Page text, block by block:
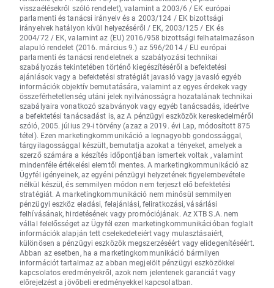
visszaélésekről szóló rendelet), valamint a 2003/6 / EK európai
parlamenti és tanácsi irányelv és a 2003/124 / EK bizottsági
irányelvek hatályon kívül helyezéséről / EK, 2003/125 / EK és
2004/72 / EK, valamint az (EU) 2016/958 bizottsági felhatalmazáson
alapuló rendelet (2016. március 9.) az 596/2014 / EU európai
parlamenti és tanácsi rendeletnek a szabályozási technikai
szabályozás tekintetében történő kiegészítéséről a befektetési
ajánlások vagy a befektetési stratégiát javasló vagy javasló egyéb
információk objektív bemutatására, valamint az egyes érdekek vagy
összeférhetetlenség utáni jelek nyilvánosságra hozatalának technikai
szabályaira vonatkozó szabványok vagy egyéb tanácsadás, ideértve
a befektetési tanácsadást is, az A pénzügyi eszközök kereskedelméről
szóló, 2005. július 29-i törvény (azaz a 2019. évi Lap, módosított 875
tétel). Ezen marketingkommunikáció a legnagyobb gondossággal,
tárgyilagossággal készült, bemutatja azokat a tényeket, amelyek a
szerző számára a készítés időpontjában ismertek voltak , valamint
mindenféle értékelési elemtől mentes. A marketingkommunikáció az
Ügyfél igényeinek, az egyéni pénzügyi helyzetének figyelembevétele
nélkül készül, és semmilyen módon nem terjeszt elő befektetési
stratégiát. A marketingkommunikáció nem minősül semmilyen
pénzügyi eszköz eladási, felajánlási, feliratkozási, vásárlási
felhívásának, hirdetésének vagy promóciójának. Az XTB S.A. nem
vállal felelősséget az Ügyfél ezen marketingkommunikációban foglalt
információk alapján tett cselekedeteiért vagy mulasztásaiért,
különösen a pénzügyi eszközök megszerzéséért vagy elidegenítéséért.
Abban az esetben, ha a marketingkommunikáció bármilyen
információt tartalmaz az abban megjelölt pénzügyi eszközökkel
kapcsolatos eredményekről, azok nem jelentenek garanciát vagy
előrejelzést a jövőbeli eredményekkel kapcsolatban.